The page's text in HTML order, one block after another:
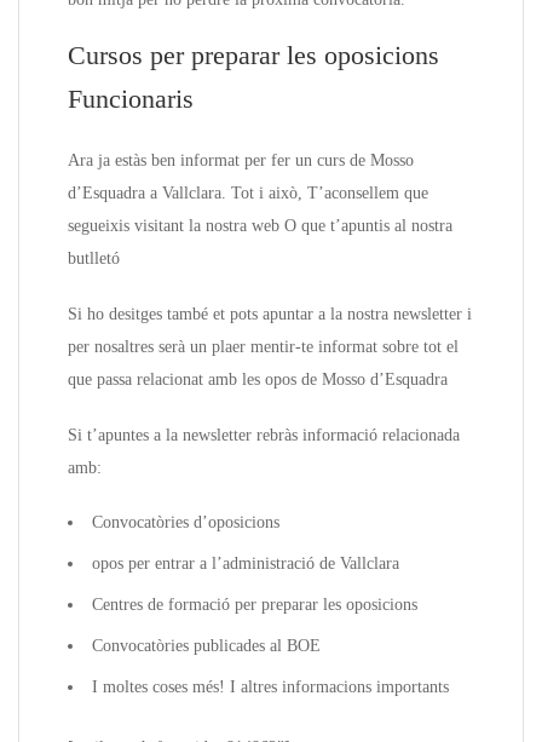
Cursos per preparar les oposicions
Funcionaris
Ara ja estàs ben informat per fer un curs de Mosso
d’Esquadra a Vallclara. Tot i això, T’aconsellem que
segueixis visitant la nostra web O que t’apuntis al nostra
butlletó
Si ho desitges també et pots apuntar a la nostra newsletter i
per nosaltres serà un plaer mentir-te informat sobre tot el
que passa relacionat amb les opos de Mosso d’Esquadra
Si t’apuntes a la newsletter rebràs informació relacionada
amb:
Convocatòries d’oposicions
opos per entrar a l’administració de Vallclara
Centres de formació per preparar les oposicions
Convocatòries publicades al BOE
I moltes coses més! I altres informacions importants